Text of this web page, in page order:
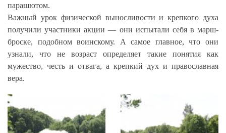
парашютом.
Важный урок физической выносливости и крепкого духа
получили участники акции — они испытали себя в марш-
броске, подобном воинскому. А самое главное, что они
узнали, что не возраст определяет такие понятия как
мужество, честь и отвага, а крепкий дух и православная
вера.